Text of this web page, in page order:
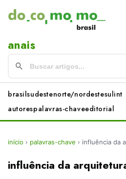
anais
brasilsudestenorte/nordestesulint
autorespalavras-chaveeditorial
início › palavras-chave › influência da
influência da